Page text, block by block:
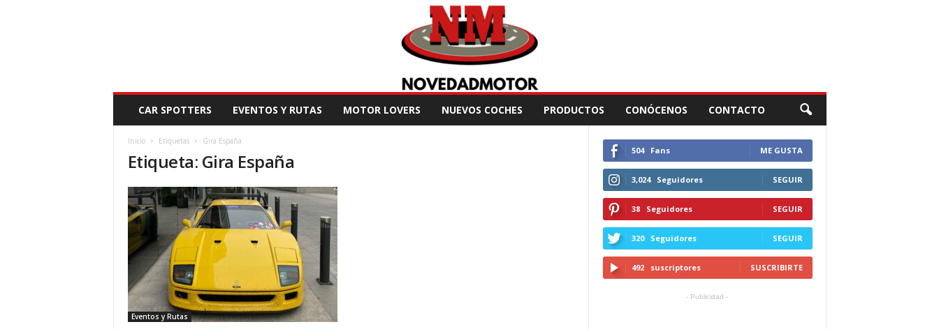
V
CAR SPOTTERS EVENTOS Y RUTAS MOTOR LOVERS NUEVOS COCHES PRODUCTOS CONÓCENOS CONTACTO
Inicio Etiquetas Gira España
Etiqueta: Gira España
Eventos y Rutas
504 Fans ME GUSTA
3,024 Seguidores SEGUIR
38 Seguidores SEGUIR
320 Seguidores SEGUIR
492 suscriptores SUSCRIBIRTE
- Publicidad -